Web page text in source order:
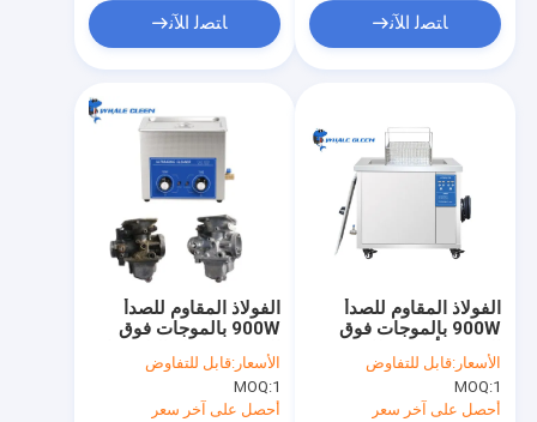
ﺎﺘﺼﻟ ﺍﻶﻧ ﺎﺘﺼﻟ ﺍﻶﻧ
الفولاذ المقاوم للصدأ
900W بالموجات فوق
الصوتية غسالة البلاستيك
العفن 61L
الأسعار:قابل للتفاوض
MOQ:1
أحصل على آخر سعر
الفولاذ المقاوم للصدأ
900W بالموجات فوق
الصوتية أجزاء نظافة
البلاستيك العفن 61L
غسالة بالموجات فوق
الصوتية
الأسعار:قابل للتفاوض
MOQ:1
أحصل على آخر سعر